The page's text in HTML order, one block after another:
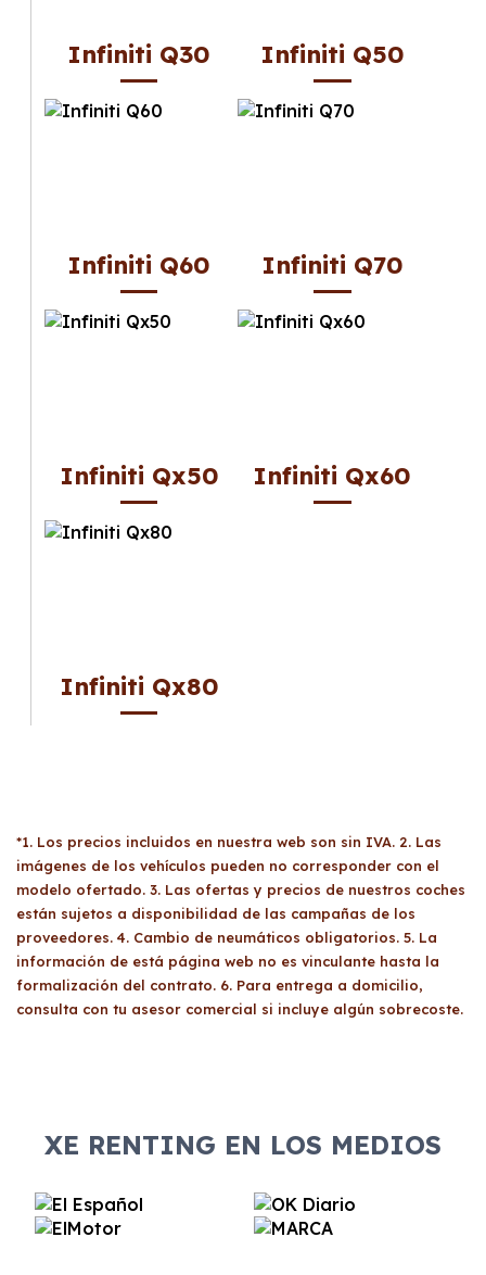
Infiniti Q30 Infiniti Q50
Infiniti Q60 Infiniti Q70
Infiniti Qx50 Infiniti Qx60
Infiniti Qx80
*1. Los precios incluidos en nuestra web son sin IVA. 2. Las
imágenes de los vehículos pueden no corresponder con el
modelo ofertado. 3. Las ofertas y precios de nuestros coches
están sujetos a disponibilidad de las campañas de los
proveedores. 4. Cambio de neumáticos obligatorios. 5. La
información de está página web no es vinculante hasta la
formalización del contrato. 6. Para entrega a domicilio,
consulta con tu asesor comercial si incluye algún sobrecoste.
XE RENTING EN LOS MEDIOS